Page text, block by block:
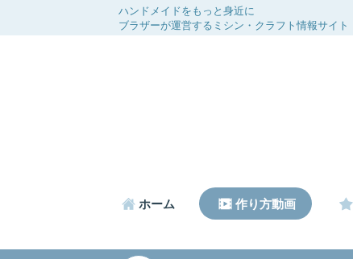
ハンドメイドをもっと身近に
ブラザーが運営するミシン・クラフト情報サイト
ホーム 作り方動画